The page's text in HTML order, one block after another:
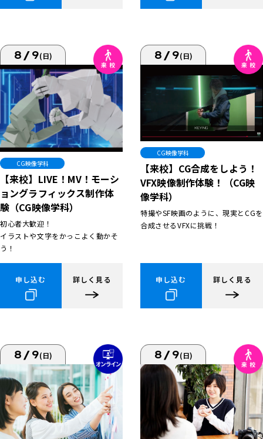
8/9(日)
CG映像学科
【来校】LIVE！MV！モーシ
ョングラフィックス制作体
験（CG映像学科）
初心者大歓迎！
イラストや文字をかっこよく動かそ
う！
申し込む 詳しく見る
8/9(日)
CG映像学科
【来校】CG合成をしよう！
VFX映像制作体験！（CG映
像学科）
特撮やSF映画のように、現実とCGを
合成させるVFXに挑戦！
申し込む 詳しく見る
8/9(日) 8/9(日)